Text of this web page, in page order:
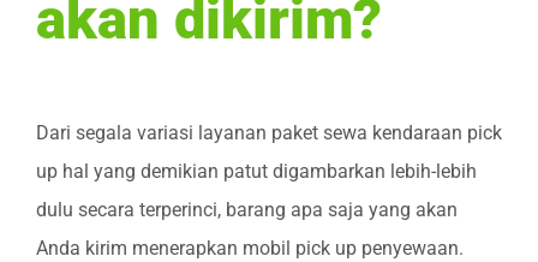
akan dikirim?
Dari segala variasi layanan paket sewa kendaraan pick
up hal yang demikian patut digambarkan lebih-lebih
dulu secara terperinci, barang apa saja yang akan
Anda kirim menerapkan mobil pick up penyewaan.